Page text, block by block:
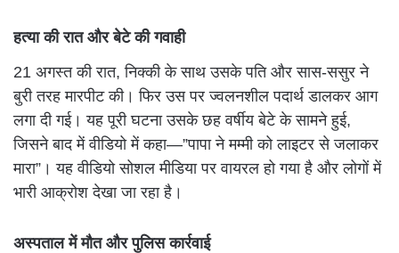
हत्या की रात और बेटे की गवाही
21 अगस्त की रात, निक्की के साथ उसके पति और सास-ससुर ने
बुरी तरह मारपीट की। फिर उस पर ज्वलनशील पदार्थ डालकर आग
लगा दी गई। यह पूरी घटना उसके छह वर्षीय बेटे के सामने हुई,
जिसने बाद में वीडियो में कहा—”पापा ने मम्मी को लाइटर से जलाकर
मारा”। यह वीडियो सोशल मीडिया पर वायरल हो गया है और लोगों में
भारी आक्रोश देखा जा रहा है।
अस्पताल में मौत और पुलिस कार्रवाई